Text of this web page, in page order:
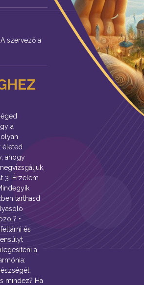
szervező a
a
életed
ahogy
3. Érzelem
tarthasd
•
és
a
mindez? Ha